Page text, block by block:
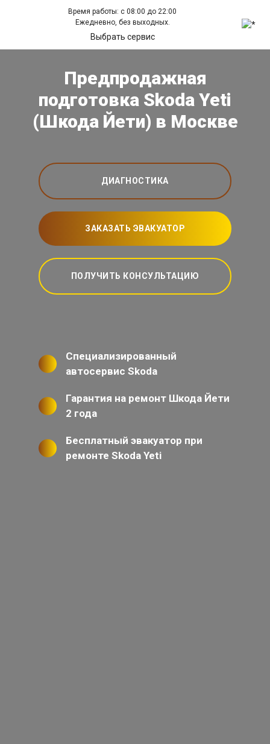
Время работы: с 08:00 до 22:00
Ежедневно, без выходных.
Выбрать сервис
Предпродажная
подготовка Skoda Yeti
(Шкода Йети) в Москве
ДИАГНОСТИКА
ЗАКАЗАТЬ ЭВАКУАТОР
ПОЛУЧИТЬ КОНСУЛЬТАЦИЮ
Специализированный
автосервис Skoda
Гарантия на ремонт Шкода Йети
2 года
Бесплатный эвакуатор при
ремонте Skoda Yeti